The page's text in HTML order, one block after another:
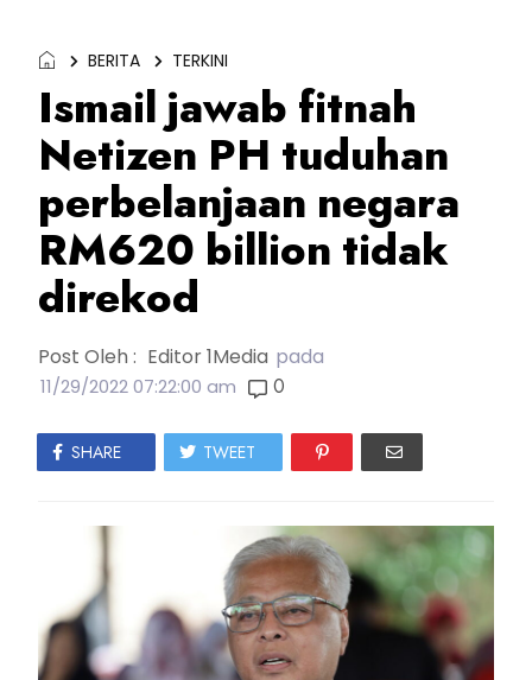
BERITA TERKINI
Ismail jawab fitnah
Netizen PH tuduhan
perbelanjaan negara
RM620 billion tidak
direkod
Post Oleh : Editor 1Media pada
11/29/2022 07:22:00 am 0
SHARE TWEET